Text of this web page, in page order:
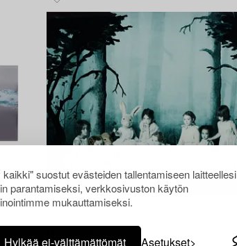
suostut evästeiden tallentamiseen laitteellesi
parantamiseksi, verkkosivuston käytön
mukauttamiseksi.
Hylkää ei-välttämättömät Asetukset
Helena Blomqvist